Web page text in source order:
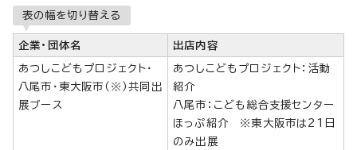
表の幅を切り替える
企業・団体名 出店内容
あつしこどもプロジェクト・
八尾市・東大阪市（※）共同出
展ブース
あつしこどもプロジェクト：活動
紹介
八尾市：こども総合支援センター
ほっぷ紹介 ※東大阪市は21日
のみ出展